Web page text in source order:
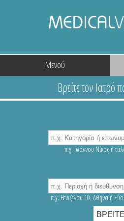
Μενού
π.χ. Ιωάννου Νίκος ή
π.χ. Βενιζέλου 10, Αθήνα ή